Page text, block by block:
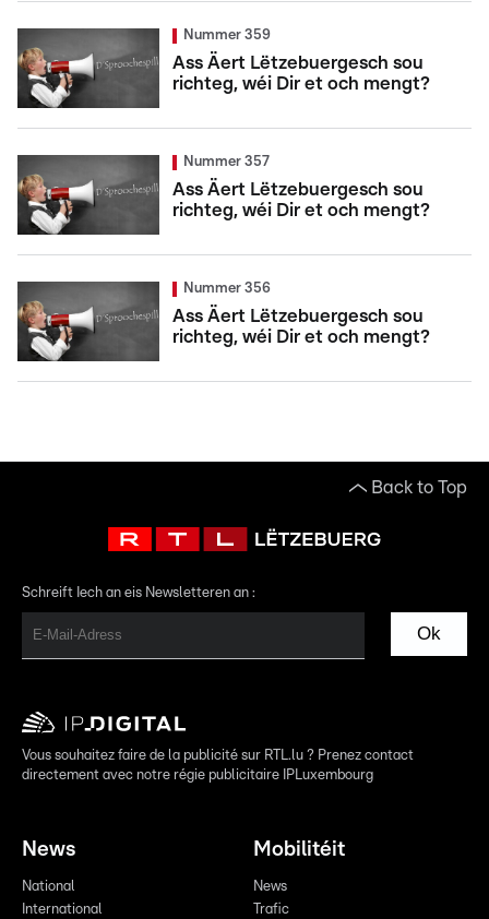
Nummer 359
Ass Äert Lëtzebuergesch sou
richteg, wéi Dir et och mengt?
Nummer 357
Ass Äert Lëtzebuergesch sou
richteg, wéi Dir et och mengt?
Nummer 356
Ass Äert Lëtzebuergesch sou
richteg, wéi Dir et och mengt?
Back to Top
Schreift Iech an eis Newsletteren an :
Ok
Vous souhaitez faire de la publicité sur RTL.lu ? Prenez contact
directement avec notre régie publicitaire IPLuxembourg
News
National
International
Mobilitéit
News
Trafic